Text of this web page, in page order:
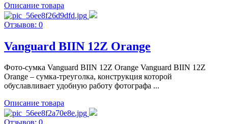
Описание товара
Отзывов: 0
Vanguard BIIN 12Z Orange
Фото-сумка Vanguard BIIN 12Z Orange Vanguard BIIN 12Z
Orange – сумка-треуголка, конструкция которой
обуславливает удобную работу фотографа ...
Описание товара